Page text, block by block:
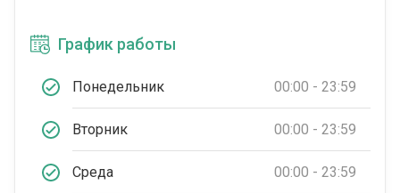
График работы
Понедельник 00:00 - 23:59
Вторник 00:00 - 23:59
Среда 00:00 - 23:59